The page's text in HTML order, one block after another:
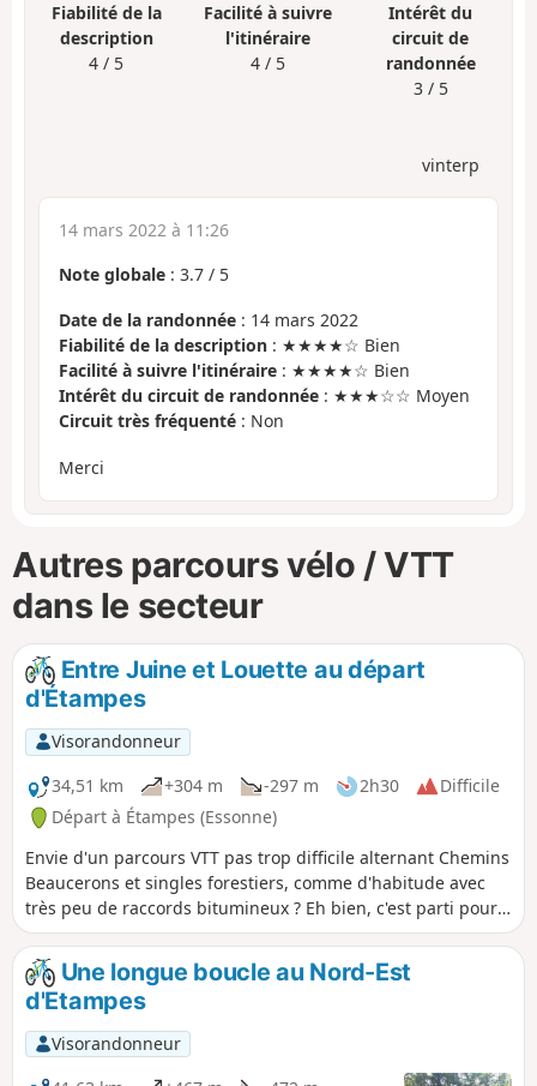
Fiabilité de la
description
4 / 5
Facilité à suivre
l'itinéraire
4 / 5
Intérêt du
circuit de
randonnée
3 / 5
vinterp
14 mars 2022 à 11:26
Note globale : 3.7 / 5
Date de la randonnée : 14 mars 2022
Fiabilité de la description : ★★★★☆ Bien
Facilité à suivre l'itinéraire : ★★★★☆ Bien
Intérêt du circuit de randonnée : ★★★☆☆ Moyen
Circuit très fréquenté : Non
Merci
Autres parcours vélo / VTT
dans le secteur
Entre Juine et Louette au départ
d'Étampes
Visorandonneur
34,51 km
+304 m -297 m 2h30
Difficile
Départ à Étampes (Essonne)
Envie d'un parcours VTT pas trop difficile alternant Chemins
Beaucerons et singles forestiers, comme d'habitude avec
très peu de raccords bitumineux ? Eh bien, c'est parti pour
le Sud-Ouest étampois.
Une longue boucle au Nord-Est
d'Etampes
Visorandonneur